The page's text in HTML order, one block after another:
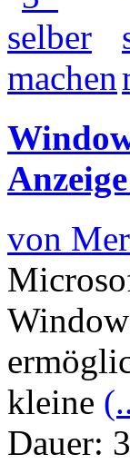
von
kleine
Dauer: